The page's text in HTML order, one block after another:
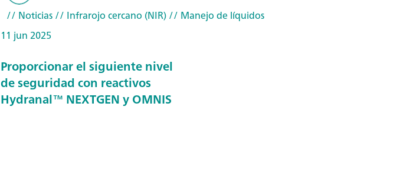
// Noticias// Infrarojo cercano (NIR)// Manejo de líquidos
11 jun 2025
Proporcionar el siguiente nivel
de seguridad con reactivos
Hydranal™ NEXTGEN y OMNIS